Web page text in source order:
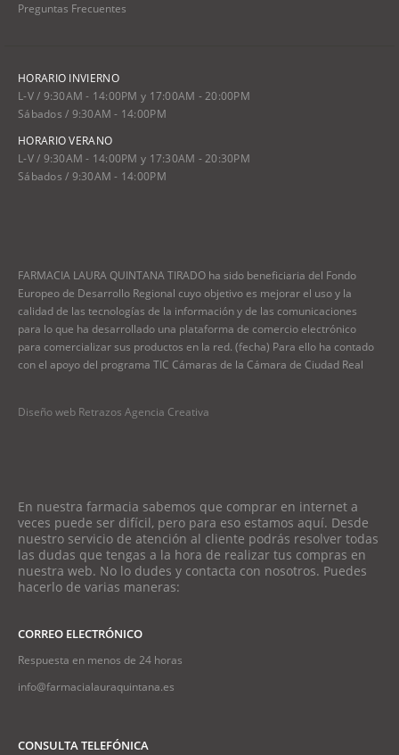
Preguntas Frecuentes
HORARIO INVIERNO
L-V / 9:30AM - 14:00PM y 17:00AM - 20:00PM
Sábados / 9:30AM - 14:00PM
HORARIO VERANO
L-V / 9:30AM - 14:00PM y 17:30AM - 20:30PM
Sábados / 9:30AM - 14:00PM
FARMACIA LAURA QUINTANA TIRADO ha sido beneficiaria del Fondo
Europeo de Desarrollo Regional cuyo objetivo es mejorar el uso y la
calidad de las tecnologías de la información y de las comunicaciones
para lo que ha desarrollado una plataforma de comercio electrónico
para comercializar sus productos en la red. (fecha) Para ello ha contado
con el apoyo del programa TIC Cámaras de la Cámara de Ciudad Real
Diseño web Retrazos Agencia Creativa
En nuestra farmacia sabemos que comprar en internet a
veces puede ser difícil, pero para eso estamos aquí. Desde
nuestro servicio de atención al cliente podrás resolver todas
las dudas que tengas a la hora de realizar tus compras en
nuestra web. No lo dudes y contacta con nosotros. Puedes
hacerlo de varias maneras:
CORREO ELECTRÓNICO
Respuesta en menos de 24 horas
info@farmacialauraquintana.es
CONSULTA TELEFÓNICA